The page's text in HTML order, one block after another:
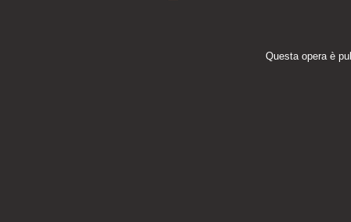
Questa opera è